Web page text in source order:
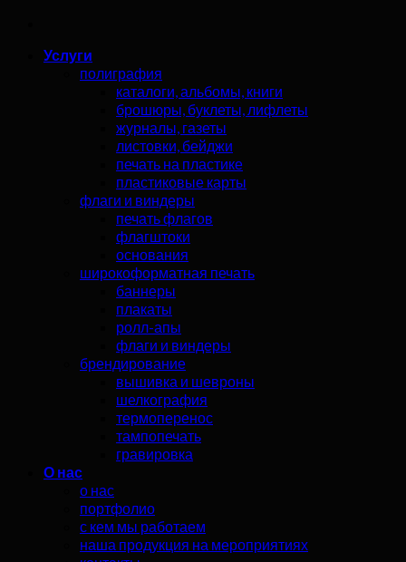
Услуги
полиграфия
каталоги, альбомы, книги
брошюры, буклеты, лифлеты
журналы, газеты
листовки, бейджи
печать на пластике
пластиковые карты
флаги и виндеры
печать флагов
флагштоки
основания
широкоформатная печать
баннеры
плакаты
ролл-апы
флаги и виндеры
брендирование
вышивка и шевроны
шелкография
термоперенос
тампопечать
гравировка
О нас
о нас
портфолио
с кем мы работаем
наша продукция на мероприятиях